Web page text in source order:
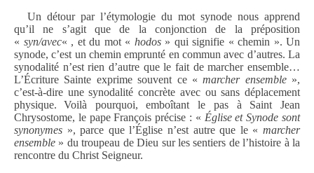
Un détour par l’étymologie du mot synode nous apprend
qu’il ne s’agit que de la conjonction de la préposition
« syn/avec« , et du mot « hodos» qui signifie « chemin ». Un
synode, c’est un chemin emprunté en commun avec d’autres. La
synodalité n’est rien d’autre que le fait de marcher ensemble…
L’Écriture Sainte exprime souvent ce «marcher ensemble»,
c’est-à-dire une synodalité concrète avec ou sans déplacement
physique.
Voilà pourquoi, emboîtant le pas à Saint Jean
Chrysostome, le pape François précise : « Église et Synode sont
synonymes », parce que l’Église n’est autre que le « marcher
ensemble » du troupeau de Dieu sur les sentiers de l’histoire à la
rencontre du Christ Seigneur.